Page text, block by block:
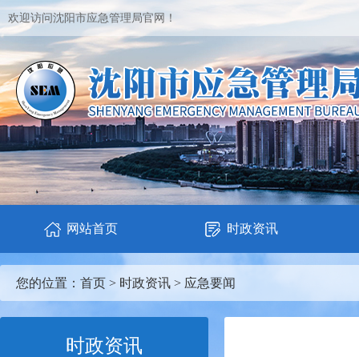
欢迎访问沈阳市应急管理局官网！
网站首页 时政资讯
您的位置： 首页 > 时政资讯 > 应急要闻
时政资讯